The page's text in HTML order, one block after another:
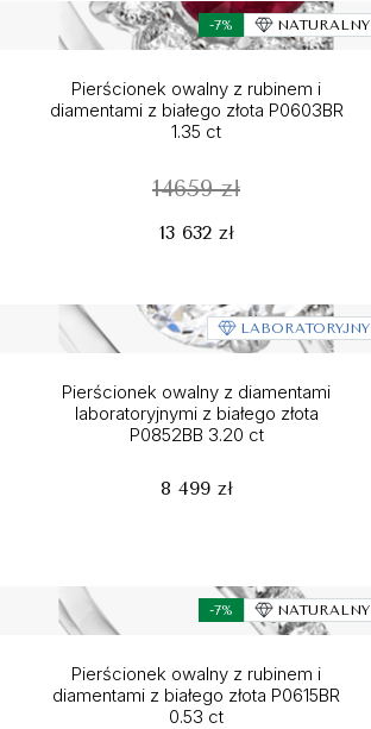
-7% NATURALNY
Pierścionek owalny z rubinem i
diamentami z białego złota P0603BR
1.35 ct
14659 zł
13 632 zł
LABORATORYJNY
Pierścionek owalny z diamentami
laboratoryjnymi z białego złota
P0852BB 3.20 ct
8 499 zł
-7% NATURALNY
Pierścionek owalny z rubinem i
diamentami z białego złota P0615BR
0.53 ct